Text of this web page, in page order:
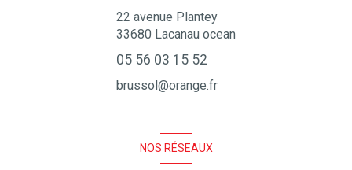
22 avenue Plantey
33680 Lacanau ocean
05 56 03 15 52
brussol@orange.fr
NOS RÉSEAUX